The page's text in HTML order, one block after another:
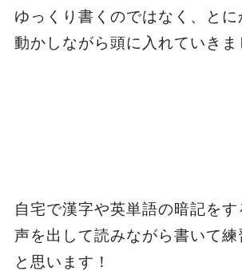
ゆっくり書くのではなく、とに
動かしながら頭に入れていきま
自宅で漢字や英単語の暗記をす
声を出して読みながら書いて
と思います！